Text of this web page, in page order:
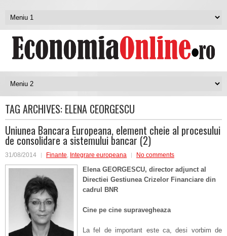
TAG ARCHIVES: ELENA CEORGESCU
Uniunea Bancara Europeana, element cheie al procesului
de consolidare a sistemului bancar (2)
31/08/2014 Finante, Integrare europeana No comments
Elena GEORGESCU, director adjunct al
Directiei Gestiunea Crizelor Financiare din
cadrul BNR
Cine pe cine supravegheaza
La fel de important este ca, desi vorbim de